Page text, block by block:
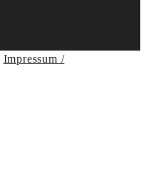
Impressum /